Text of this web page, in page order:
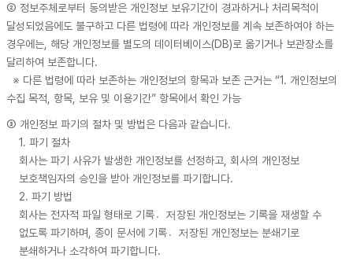
② 정보주체로부터 동의받은 개인정보 보유기간이 경과하거나 처리목적이
달성되었음에도 불구하고 다른 법령에 따라 개인정보를 계속 보존하여야 하는
경우에는, 해당 개인정보를 별도의 데이터베이스(DB)로 옮기거나 보관장소를
달리하여 보존합니다.
※ 다른 법령에 따라 보존하는 개인정보의 항목과 보존 근거는 “1. 개인정보의
수집 목적, 항목, 보유 및 이용기간” 항목에서 확인 가능
③ 개인정보 파기의 절차 및 방법은 다음과 같습니다.
1. 파기 절차
회사는 파기 사유가 발생한 개인정보를 선정하고, 회사의 개인정보
보호책임자의 승인을 받아 개인정보를 파기합니다.
2. 파기 방법
회사는 전자적 파일 형태로 기록저〮장된 개인정보는 기록을 재생할 수
없도록 파기하며, 종이 문서에 기록저〮장된 개인정보는 분쇄기로
분쇄하거나 소각하여 파기합니다.